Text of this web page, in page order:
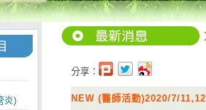
炎)
分享：
NEW (醫師活動)2020/7/